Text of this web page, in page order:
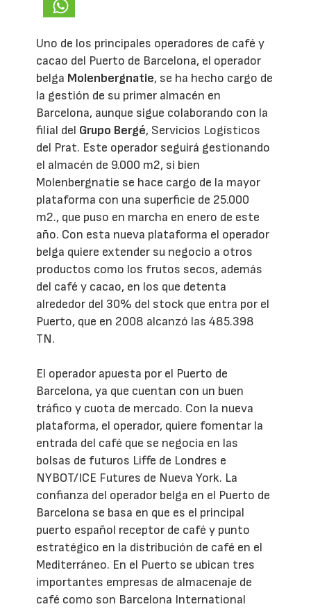
Uno de los principales operadores de café y
cacao del Puerto de Barcelona, el operador
belga Molenbergnatie, se ha hecho cargo de
la gestión de su primer almacén en
Barcelona, aunque sigue colaborando con la
filial del Grupo Bergé, Servicios Logísticos
del Prat. Este operador seguirá gestionando
el almacén de 9.000 m2, si bien
Molenbergnatie se hace cargo de la mayor
plataforma con una superficie de 25.000
m2., que puso en marcha en enero de este
año. Con esta nueva plataforma el operador
belga quiere extender su negocio a otros
productos como los frutos secos, además
del café y cacao, en los que detenta
alrededor del 30% del stock que entra por el
Puerto, que en 2008 alcanzó las 485.398
TN.
El operador apuesta por el Puerto de
Barcelona, ya que cuentan con un buen
tráfico y cuota de mercado. Con la nueva
plataforma, el operador, quiere fomentar la
entrada del café que se negocia en las
bolsas de futuros Liffe de Londres e
NYBOT/ICE Futures de Nueva York. La
confianza del operador belga en el Puerto de
Barcelona se basa en que es el principal
puerto español receptor de café y punto
estratégico en la distribución de café en el
Mediterráneo. En el Puerto se ubican tres
importantes empresas de almacenaje de
café como son Barcelona International